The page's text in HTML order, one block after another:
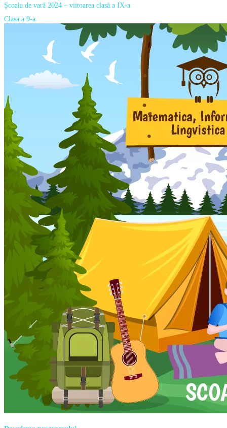
Școala de vară 2024 – viitoarea clasă a IX-a
Clasa a 9-a